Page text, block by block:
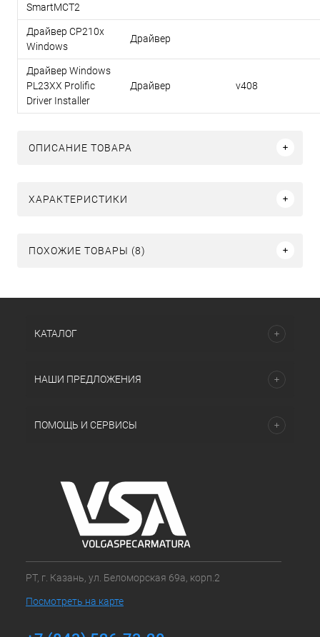
SmartMCT2
Драйвер CP210x
Windows
Драйвер
Драйвер Windows
PL23XX Prolific
Driver Installer
Драйвер v408
ОПИСАНИЕ ТОВАРА
ХАРАКТЕРИСТИКИ
ПОХОЖИЕ ТОВАРЫ (8)
КАТАЛОГ
НАШИ ПРЕДЛОЖЕНИЯ
ПОМОЩЬ И СЕРВИСЫ
РТ, г. Казань, ул. Беломорская 69а, корп.2
Посмотреть на карте